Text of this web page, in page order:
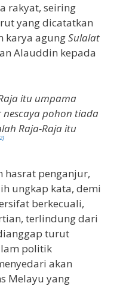
rakyat, seiring
yang dicatatkan
karya agungSulalat
Alauddin kepada
itu umpama
pohon tiada
Raja-Raja itu
hasrat penganjur,
ungkap kata, demi
berkecuali,
terlindung dari
turut
politik
akan
Melayu yang